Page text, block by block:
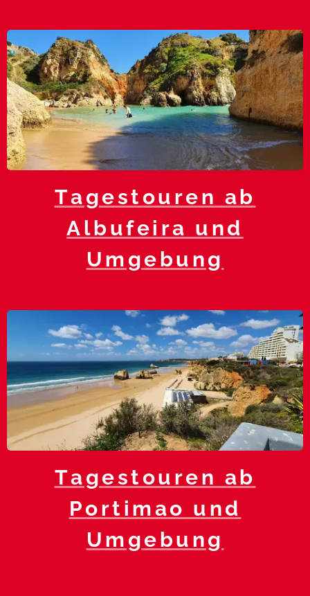
Tagestouren ab
Albufeira und
Umgebung
Tagestouren ab
Portimao und
Umgebung